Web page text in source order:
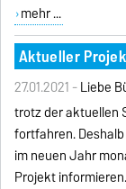
mehr ...
Aktueller
27.01.2021 -Liebe
trotz der aktuellen
fortfahren.
im neuen Jahr
Projekt informieren.